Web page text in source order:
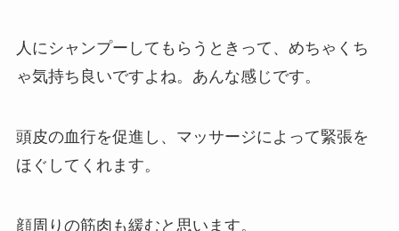
人にシャンプーしてもらうときって、めちゃくち
ゃ気持ち良いですよね。あんな感じです。
頭皮の血行を促進し、マッサージによって緊張を
ほぐしてくれます。
顔周りの筋肉も緩むと思います。